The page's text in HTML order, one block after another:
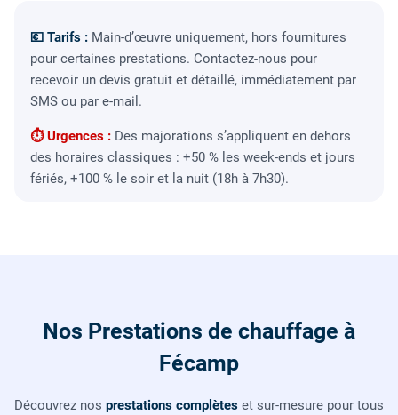
💶 Tarifs : Main-d’œuvre uniquement, hors fournitures
pour certaines prestations. Contactez-nous pour
recevoir un devis gratuit et détaillé, immédiatement par
SMS ou par e-mail.
⏱ Urgences : Des majorations s’appliquent en dehors
des horaires classiques : +50 % les week-ends et jours
fériés, +100 % le soir et la nuit (18h à 7h30).
Nos Prestations de chauffage à
Fécamp
Découvrez nos prestations complètes et sur-mesure pour tous